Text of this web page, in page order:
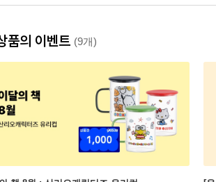
품의 이벤트 (9개)